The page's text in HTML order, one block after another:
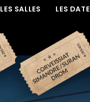
LES SALLES LES